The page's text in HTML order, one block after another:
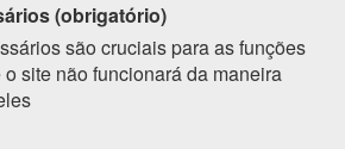
(obrigatório)
são cruciais para as funções
site não funcionará da maneira